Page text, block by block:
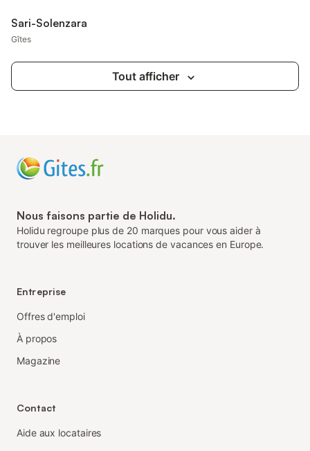
Sari-Solenzara
Gîtes
Tout afficher
Nous faisons partie de Holidu.
Holidu regroupe plus de 20 marques pour vous aider à
trouver les meilleures locations de vacances en Europe.
Entreprise
Offres d'emploi
À propos
Magazine
Contact
Aide aux locataires